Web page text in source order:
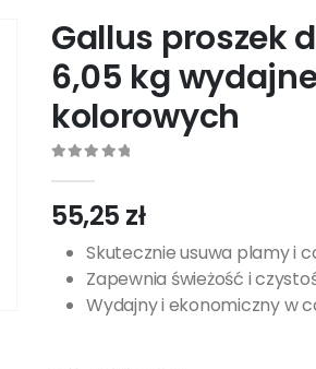
Gallus proszek
6,05 kg
kolorowych
55,25 zł
Skutecznie usuwa plamy i
Zapewnia świeżość i
Wydajny i ekonomiczny w